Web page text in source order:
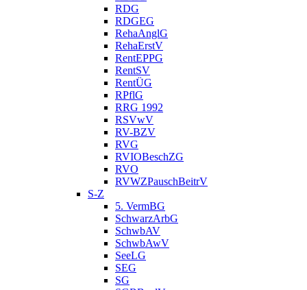
RDG
RDGEG
RehaAnglG
RehaErstV
RentEPPG
RentSV
RentÜG
RPflG
RRG 1992
RSVwV
RV-BZV
RVG
RVIOBeschZG
RVO
RVWZPauschBeitrV
S-Z
5. VermBG
SchwarzArbG
SchwbAV
SchwbAwV
SeeLG
SEG
SG